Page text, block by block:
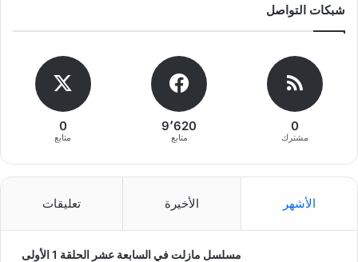
شبكات التواصل
0
مشترك
9٬620
متابع
0
متابع
الأشهر الأخيرة تعليقات
مسلسل مازلت في السابعة عشر الحلقة 1 الأولى